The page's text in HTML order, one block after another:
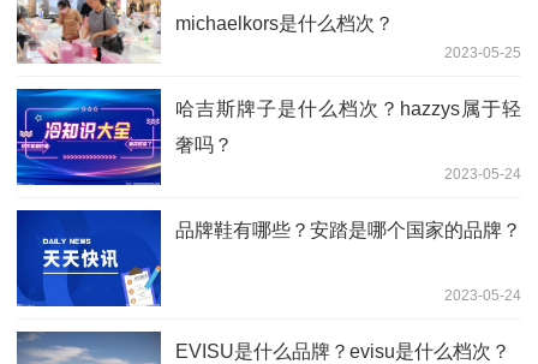
michaelkors是什么档次？
2023-05-25
哈吉斯牌子是什么档次？hazzys属于轻
奢吗？
2023-05-24
品牌鞋有哪些？安踏是哪个国家的品牌？
2023-05-24
EVISU是什么品牌？evisu是什么档次？